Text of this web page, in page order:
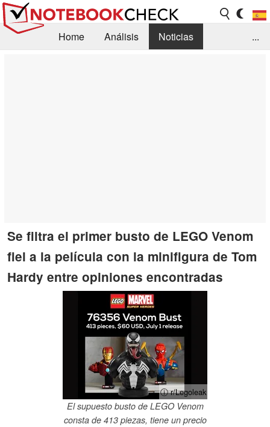
Home Análisis
Noticias
...
Se filtra el primer busto de LEGO Venom
fiel a la película con la minifigura de Tom
Hardy entre opiniones encontradas
ⓘ r/Legoleak
El supuesto busto de LEGO Venom
consta de 413 piezas, tiene un precio